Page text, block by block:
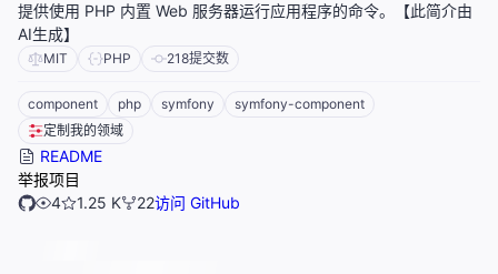
提供使用 PHP 内置 Web 服务器运行应用程序的命令。【此简介由
AI生成】
MIT PHP 218提交数
component php symfony
symfony-component
定制我的领域
README
举报项目
4
1.25 K 22访问 GitHub